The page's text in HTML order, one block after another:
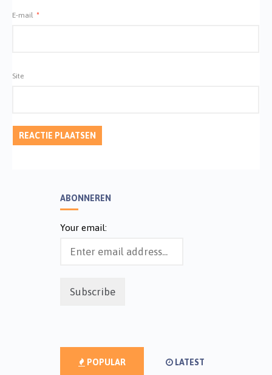
E-mail *
Site
ABONNEREN
Your email:
POPULAR LATEST